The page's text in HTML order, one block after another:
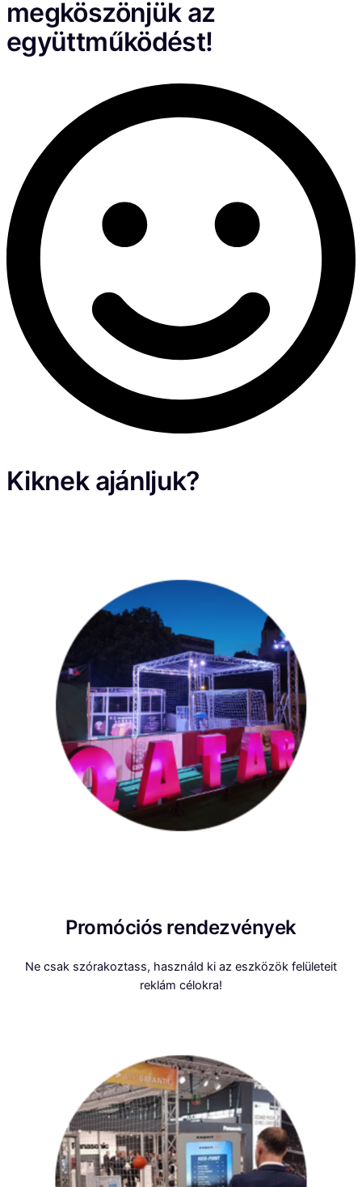
megköszönjük az
együttműködést!
Kiknek ajánljuk?
Promóciós rendezvények
Ne csak szórakoztass, használd ki az eszközök felületeit
reklám célokra!